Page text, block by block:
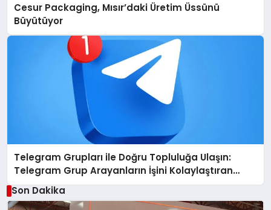
Cesur Packaging, Mısır’daki Üretim Üssünü
Büyütüyor
Telegram Grupları ile Doğru Topluluğa Ulaşın:
Telegram Grup Arayanların İşini Kolaylaştıran
Çözüm
Son Dakika